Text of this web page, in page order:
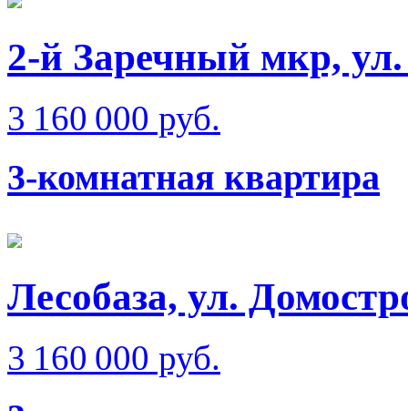
2-й Заречный мкр,
3 160 000 руб.
3-комнатная квартира
Лесобаза, ул.
3 160 000 руб.